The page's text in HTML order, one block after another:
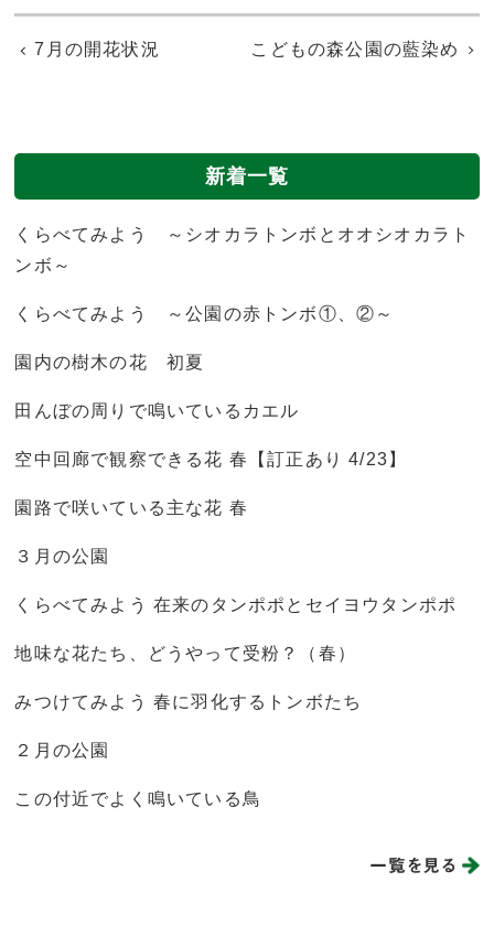
7月の開花状況 こどもの森公園の藍染め
新着一覧
くらべてみよう ～シオカラトンボとオオシオカラト
ンボ～
くらべてみよう ～公園の赤トンボ①、②～
園内の樹木の花 初夏
田んぼの周りで鳴いているカエル
空中回廊で観察できる花 春【訂正あり 4/23】
園路で咲いている主な花 春
３月の公園
くらべてみよう 在来のタンポポとセイヨウタンポポ
地味な花たち、どうやって受粉？（春）
みつけてみよう 春に羽化するトンボたち
２月の公園
この付近でよく鳴いている鳥
一覧を見る